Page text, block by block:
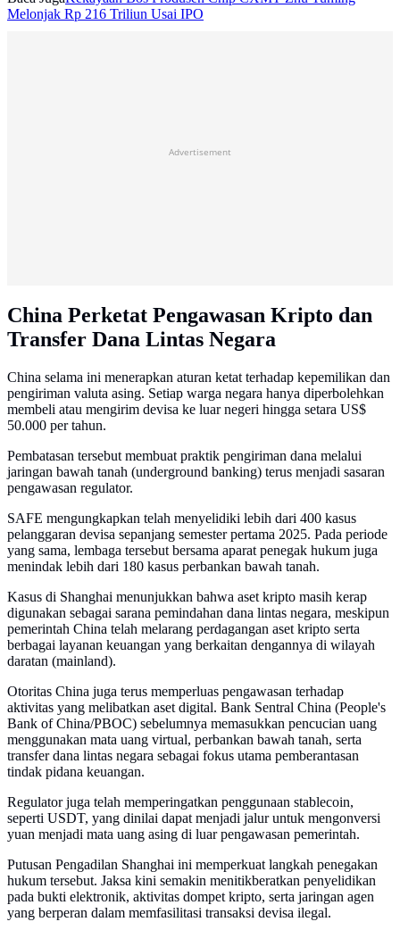
Melonjak Rp 216 Triliun Usai IPO
Advertisement
China Perketat Pengawasan Kripto dan
Transfer Dana Lintas Negara
China selama ini menerapkan aturan ketat terhadap kepemilikan dan
pengiriman valuta asing. Setiap warga negara hanya diperbolehkan
membeli atau mengirim devisa ke luar negeri hingga setara US$
50.000 per tahun.
Pembatasan tersebut membuat praktik pengiriman dana melalui
jaringan bawah tanah (underground banking) terus menjadi sasaran
pengawasan regulator.
SAFE mengungkapkan telah menyelidiki lebih dari 400 kasus
pelanggaran devisa sepanjang semester pertama 2025. Pada periode
yang sama, lembaga tersebut bersama aparat penegak hukum juga
menindak lebih dari 180 kasus perbankan bawah tanah.
Kasus di Shanghai menunjukkan bahwa aset kripto masih kerap
digunakan sebagai sarana pemindahan dana lintas negara, meskipun
pemerintah China telah melarang perdagangan aset kripto serta
berbagai layanan keuangan yang berkaitan dengannya di wilayah
daratan (mainland).
Otoritas China juga terus memperluas pengawasan terhadap
aktivitas yang melibatkan aset digital. Bank Sentral China (People's
Bank of China/PBOC) sebelumnya memasukkan pencucian uang
menggunakan mata uang virtual, perbankan bawah tanah, serta
transfer dana lintas negara sebagai fokus utama pemberantasan
tindak pidana keuangan.
Regulator juga telah memperingatkan penggunaan stablecoin,
seperti USDT, yang dinilai dapat menjadi jalur untuk mengonversi
yuan menjadi mata uang asing di luar pengawasan pemerintah.
Putusan Pengadilan Shanghai ini memperkuat langkah penegakan
hukum tersebut. Jaksa kini semakin menitikberatkan penyelidikan
pada bukti elektronik, aktivitas dompet kripto, serta jaringan agen
yang berperan dalam memfasilitasi transaksi devisa ilegal.